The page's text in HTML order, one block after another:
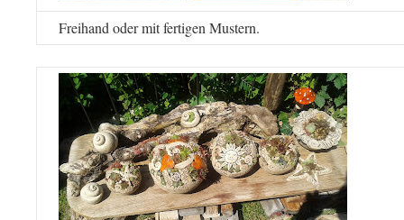
Freihand oder mit fertigen Mustern.